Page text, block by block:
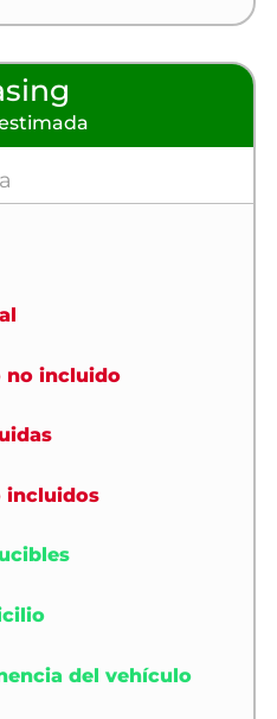
incluido
incluidos
del vehículo